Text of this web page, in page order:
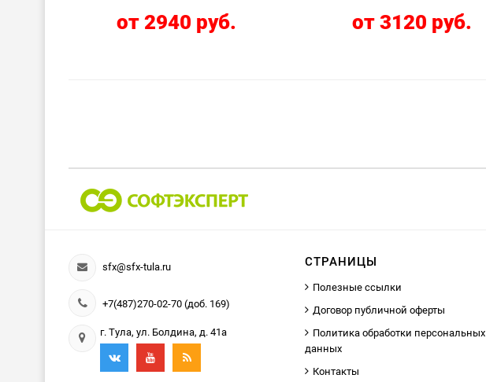
от 2940 руб. от 3120 руб.
sfx@sfx-tula.ru
+7(487)270-02-70 (доб. 169)
г. Тула, ул. Болдина, д. 41а
СТРАНИЦЫ
Полезные ссылки
Договор публичной оферты
Политика обработки персональных
данных
Контакты